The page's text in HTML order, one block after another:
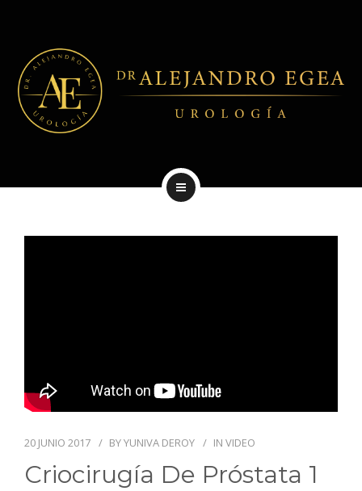
TRATAMIENTOS
NOTICIAS
CENTROS
CENTROS
20 JUNIO 2017 BYYUNIVA DEROY IN VIDEO
Criocirugía De Próstata 1